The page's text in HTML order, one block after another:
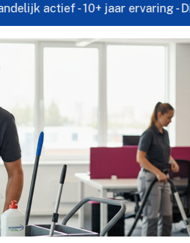
- 10+ jaar ervaring - Direct